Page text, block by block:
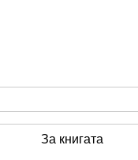
За книгата